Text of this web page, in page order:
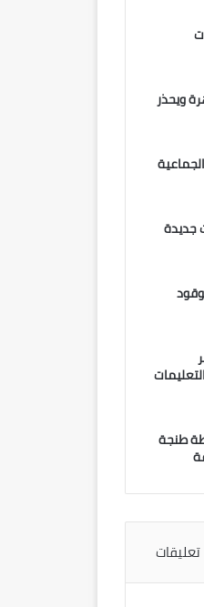
ويحذر
جديدة
طنجة
تعليقات